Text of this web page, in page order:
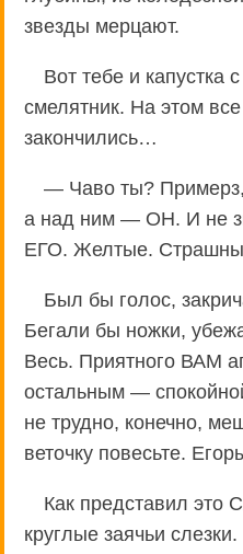
звезды мерцают.
Вот тебе и капустка
смелятник. На этом
закончились…
— Чаво ты?
а над ним — ОН. И не
ЕГО. Желтые.
Был бы голос,
Бегали бы ножки,
Весь. Приятного ВАМ
остальным —
не трудно, конечно,
веточку повесьте.
Как представил это
круглые заячьи